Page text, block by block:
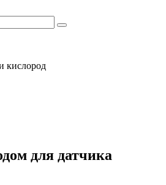
кислород
для датчика